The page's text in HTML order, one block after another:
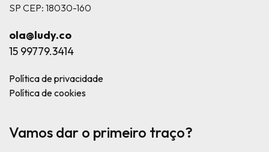
SP CEP: 18030-160
ola@ludy.co
15 99779.3414
Política de privacidade
Política de cookies
Vamos dar o primeiro traço?